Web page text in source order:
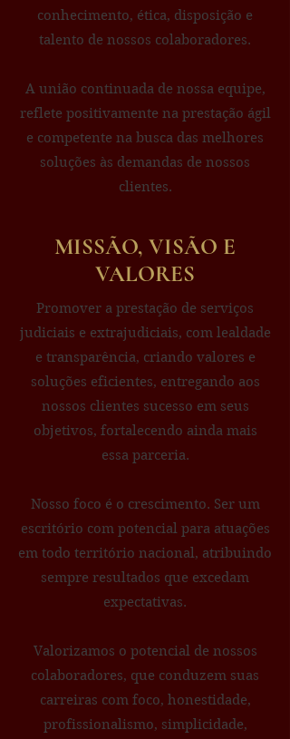
conhecimento, ética, disposição e
talento de nossos colaboradores.
A união continuada de nossa equipe,
reflete positivamente na prestação ágil
e competente na busca das melhores
soluções às demandas de nossos
clientes.
MISSÃO, VISÃO E
VALORES
Promover a prestação de serviços
judiciais e extrajudiciais, com lealdade
e transparência, criando valores e
soluções eficientes, entregando aos
nossos clientes sucesso em seus
objetivos, fortalecendo ainda mais
essa parceria.
Nosso foco é o crescimento. Ser um
escritório com potencial para atuações
em todo território nacional, atribuindo
sempre resultados que excedam
expectativas.
Valorizamos o potencial de nossos
colaboradores, que conduzem suas
carreiras com foco, honestidade,
profissionalismo, simplicidade,